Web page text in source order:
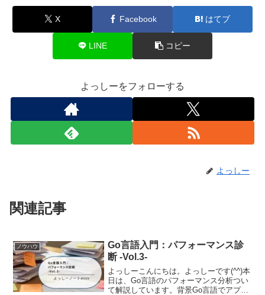
X Facebook はてブ
LINE コピー
よっしーをフォローする
よっしー
関連記事
ノウハウ
Go言語入門：パフォーマンス診
断 -Vol.3-
よっしーこんにちは。よっしーです(^^)本
日は、Go言語のパフォーマンス分析つい
て解説しています。背景Go言語でアプリ